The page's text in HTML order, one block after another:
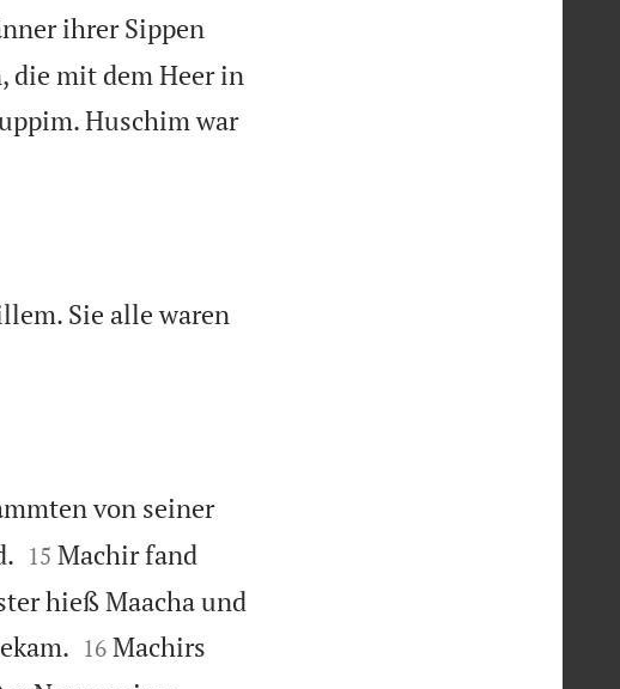
ihrer Sippen
die mit dem Heer in
Huschim war
Sie alle waren
von seiner

15 Machir fand
hieß Maacha und

16 Machirs